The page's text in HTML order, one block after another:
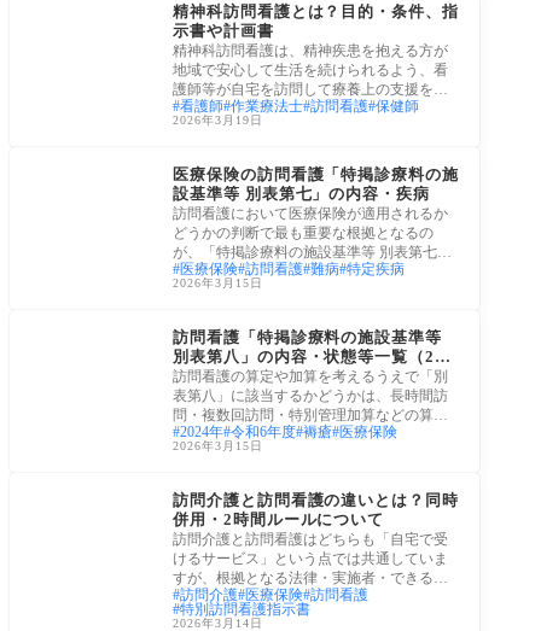
精神科訪問看護とは？目的・条件、指
示書や計画書
精神科訪問看護は、精神疾患を抱える方が
地域で安心して生活を続けられるよう、看
護師等が自宅を訪問して療養上の支援を行
うサー
看護師 作業療法士 訪問看護 保健師
2026年3月19日
医療保険の訪問看護「特掲診療料の施
設基準等 別表第七」の内容・疾病
訪問看護において医療保険が適用されるか
どうかの判断で最も重要な根拠となるの
が、「特掲診療料の施設基準等 別表第七」
（以下
医療保険 訪問看護 難病 特定疾病
2026年3月15日
訪問看護「特掲診療料の施設基準等
別表第八」の内容・状態等一覧（202
4年改定対応）
訪問看護の算定や加算を考えるうえで「別
表第八」に該当するかどうかは、長時間訪
問・複数回訪問・特別管理加算などの算定
に直接
2024年 令和6年度 褥瘡 医療保険
2026年3月15日
訪問介護と訪問看護の違いとは？同時
併用・2時間ルールについて
訪問介護と訪問看護はどちらも「自宅で受
けるサービス」という点では共通していま
すが、根拠となる法律・実施者・できるこ
との範
訪問介護 医療保険 訪問看護
特別訪問看護指示書
2026年3月14日